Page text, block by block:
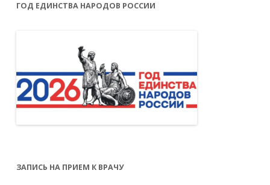
ГОД ЕДИНСТВА НАРОДОВ РОССИИ
ЗАПИСЬ НА ПРИЕМ К ВРАЧУ